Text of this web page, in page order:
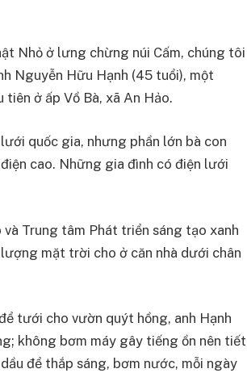
Nhỏ ở lưng chừng núi Cấm, chúng tôi
Nguyễn Hữu Hạnh (45 tuổi), một
ở ấp Vồ Bà, xã An Hảo.
quốc gia, nhưng phần lớn bà con
cao. Những gia đình có điện lưới
Trung tâm Phát triển sáng tạo xanh
mặt trời cho ở căn nhà dưới chân
tưới cho vườn quýt hồng, anh Hạnh
không bơm máy gây tiếng ồn nên tiết
để thắp sáng, bơm nước, mỗi ngày